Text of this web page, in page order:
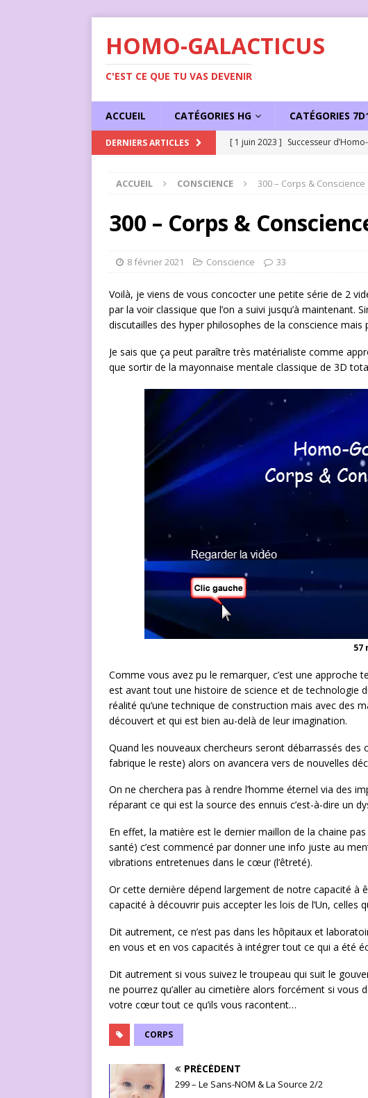
HOMO-GALACTICUS
C'EST CE QUE TU VAS DEVENIR
ACCUEIL CATÉGORIES HG CATÉGORIES
DERNIERS ARTICLES [ 1 juin 2023 ] Successeur
ACCUEIL CONSCIENCE 300 – Corps & Conscience
300 – Corps &
8 février 2021 Conscience 33
Voilà, je viens de vous concocter une petite série de 2
par la voir classique que l’on a suivi jusqu’à
discutailles des hyper philosophes de la conscience
Je sais que ça peut paraître très matérialiste comme
que sortir de la mayonnaise mentale classique de 3D
57
Comme vous avez pu le remarquer, c’est une approche
est avant tout une histoire de science et de technologie
réalité qu’une technique de construction mais avec des
découvert et qui est bien au-delà de leur imagination.
Quand les nouveaux chercheurs seront débarrassés
fabrique le reste) alors on avancera vers de nouvelles
On ne cherchera pas à rendre l’homme éternel via des
réparant ce qui est la source des ennuis c’est-à-dire un
En effet, la matière est le dernier maillon de la chaine
santé) c’est commencé par donner une info juste au
vibrations entretenues dans le cœur (l’êtreté).
Or cette dernière dépend largement de notre capacité à
capacité à découvrir puis accepter les lois de l’Un, celles
Dit autrement, ce n’est pas dans les hôpitaux et
en vous et en vos capacités à intégrer tout ce qui a été
Dit autrement si vous suivez le troupeau qui suit le
ne pourrez qu’aller au cimetière alors forcément si vous
votre cœur tout ce qu’ils vous racontent…
CORPS
PRÉCÉDENT
299 – Le Sans-NOM & La Source 2/2